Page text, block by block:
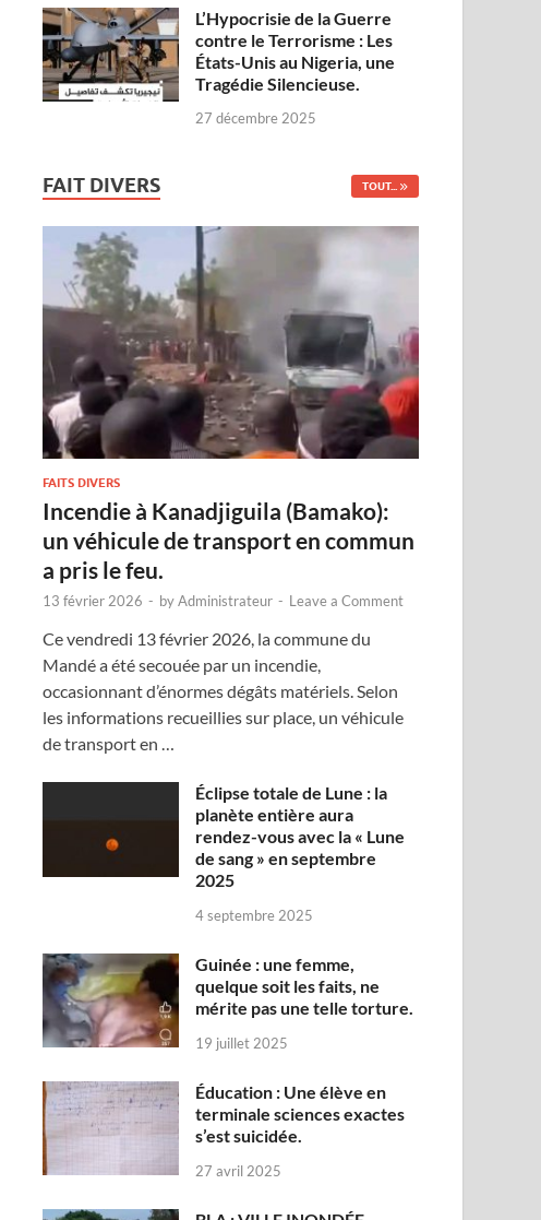
L’Hypocrisie de la Guerre
contre le Terrorisme : Les
États-Unis au Nigeria, une
Tragédie Silencieuse.
27 décembre 2025
FAIT DIVERS TOUT...
FAITS DIVERS
Incendie à Kanadjiguila (Bamako):
un véhicule de transport en commun
a pris le feu.
13 février 2026 - byAdministrateur - Leave a Comment
Ce vendredi 13 février 2026, la commune du
Mandé a été secouée par un incendie,
occasionnant d’énormes dégâts matériels. Selon
les informations recueillies sur place, un véhicule
de transport en …
Éclipse totale de Lune : la
planète entière aura
rendez-vous avec la « Lune
de sang » en septembre
2025
4 septembre 2025
Guinée : une femme,
quelque soit les faits, ne
mérite pas une telle torture.
19 juillet 2025
Éducation : Une élève en
terminale sciences exactes
s’est suicidée.
27 avril 2025